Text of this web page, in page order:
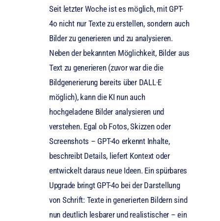
Seit letzter Woche ist es möglich, mit GPT-
4o nicht nur Texte zu erstellen, sondern auch
Bilder zu generieren und zu analysieren.
Neben der bekannten Möglichkeit, Bilder aus
Text zu generieren (zuvor war die die
Bildgenerierung bereits über DALL·E
möglich), kann die KI nun auch
hochgeladene Bilder analysieren und
verstehen. Egal ob Fotos, Skizzen oder
Screenshots – GPT-4o erkennt Inhalte,
beschreibt Details, liefert Kontext oder
entwickelt daraus neue Ideen. Ein spürbares
Upgrade bringt GPT-4o bei der Darstellung
von Schrift: Texte in generierten Bildern sind
nun deutlich lesbarer und realistischer – ein